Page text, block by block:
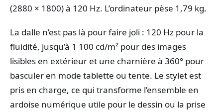
(2880 × 1800) à 120 Hz. L’ordinateur pèse 1,79 kg.
La dalle n’est pas là pour faire joli : 120 Hz pour la
fluidité, jusqu’à 1 100 cd/m² pour des images
lisibles en extérieur et une charnière à 360° pour
basculer en mode tablette ou tente. Le stylet est
pris en charge, ce qui transforme l’ensemble en
ardoise numérique utile pour le dessin ou la prise